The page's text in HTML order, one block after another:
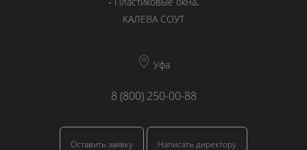
КАЛЕВА СОУТ
Уфа
8 (800) 250-00-88
Оставить заявку Написать директору